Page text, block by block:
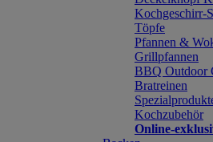
Kochgeschirr-
Töpfe
Pfannen &
Grillpfannen
BBQ Outdoor
Bratreinen
Kochzubehör
Online-